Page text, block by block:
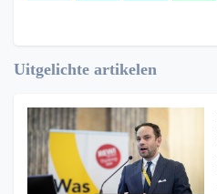
Uitgelichte artikelen